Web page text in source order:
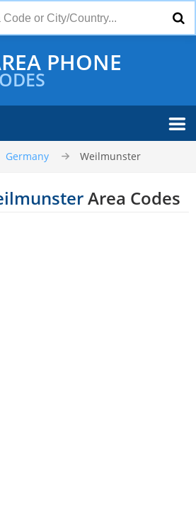
PHONE
Germany Weilmunster
Area Codes